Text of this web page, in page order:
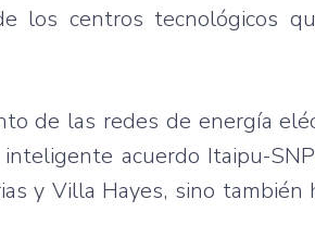
los centros tecnológicos
de las redes de energía
acuerdo Itaipu-
y Villa Hayes, sino también